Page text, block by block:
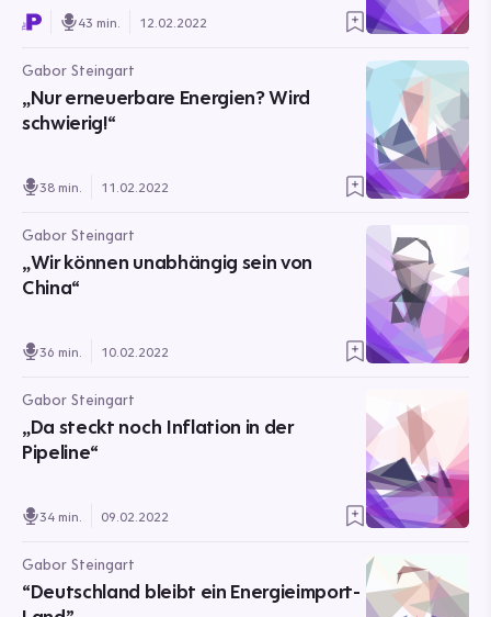
43 min. 12.02.2022
Gabor Steingart
„Nur erneuerbare Energien? Wird
schwierig!“
38 min. 11.02.2022
Gabor Steingart
„Wir können unabhängig sein von
China“
36 min. 10.02.2022
Gabor Steingart
„Da steckt noch Inflation in der
Pipeline“
34 min. 09.02.2022
Gabor Steingart
“Deutschland bleibt ein Energieimport-